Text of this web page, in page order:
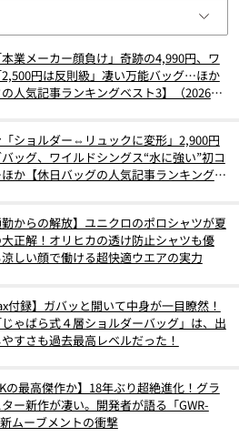
業メーカー顔負け」奇跡の4,990円、ワ
円は反則級」凄い万能バッグ…ほか
の人気記事ランキングベスト3】（2026年
ショルダー⇔リュックに変形」2,900円
ッグ、ワイルドシングス“水に強い”初コ
か【休日バッグの人気記事ランキングベ
勤からの解放】ユニクロのポロシャツが夏
正解！オリヒカの透け防止シャツも優
しい顔で働ける超快適ウエアの実力
付録】ガバッと開いて中身が一目瞭然！
ゃばら式４層ショルダーバッグ」は、出
すさも過去最高レベルだった！
の最高傑作か】18年ぶり超絶進化！グラ
ー新作が凄い。開発者が語る「GWR-
ムーブメントの衝撃